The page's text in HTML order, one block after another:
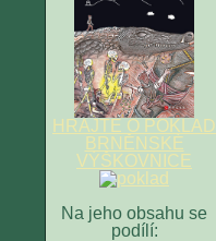
HRAJTE O POKLAD
BRNĚNSKÉ
VÝŠKOVNICE
Na jeho obsahu se
podílí: